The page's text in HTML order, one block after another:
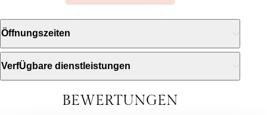
Öffnungszeiten
VerfÜgbare dienstleistungen
BEWERTUNGEN